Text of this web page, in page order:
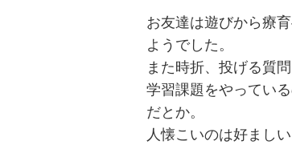
お友達は遊びから療
ようでした。
また時折、投げる質
学習課題をやってい
だとか。
人懐こいのは好まし